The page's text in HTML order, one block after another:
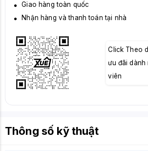
Giao hàng toàn quốc
Nhận hàng và thanh toán tại nhà
Click Theo
ưu đãi dành
viên
Thông số kỹ thuật